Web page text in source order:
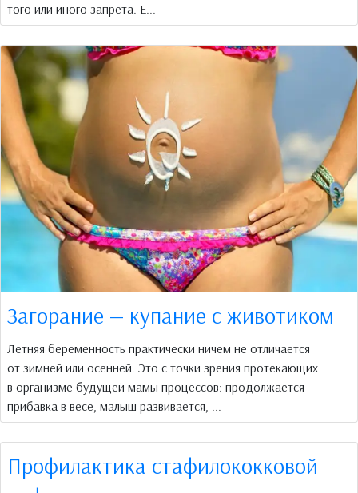
того или иного запрета. Е...
Загорание — купание с животиком
Летняя беременность практически ничем не отличается
от зимней или осенней. Это с точки зрения протекающих
в организме будущей мамы процессов: продолжается
прибавка в весе, малыш развивается, ...
Профилактика стафилококковой